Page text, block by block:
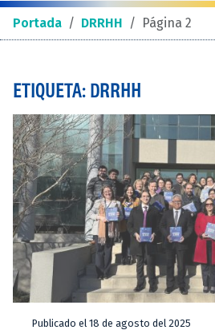
Portada / DRRHH / Página 2
ETIQUETA: DRRHH
Publicado el 18 de agosto del 2025